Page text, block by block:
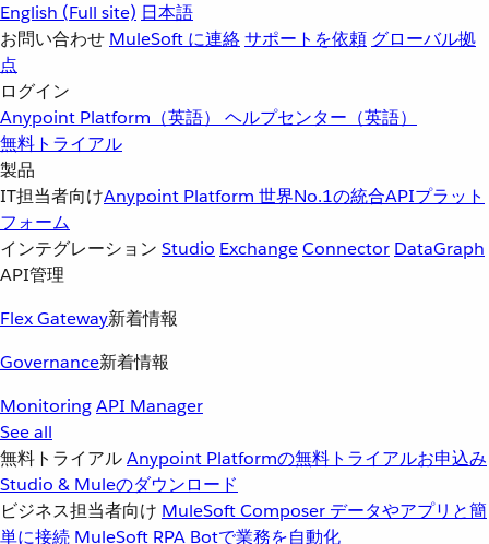
English (Full site) 日本語
お問い合わせ MuleSoft に連絡サポートを依頼 グローバル拠
点
ログイン
Anypoint Platform（英語） ヘルプセンター（英語）
無料トライアル
製品
IT担当者向けAnypoint Platform 世界No.1の統合APIプラット
フォーム
インテグレーション Studio ExchangeConnector DataGraph
API管理
Flex Gateway新着情報
Governance新着情報
MonitoringAPI Manager
See all
無料トライアルAnypoint Platformの無料トライアルお申込み
Studio & Muleのダウンロード
ビジネス担当者向け MuleSoft Composer データやアプリと簡
単に接続 MuleSoft RPA Botで業務を自動化